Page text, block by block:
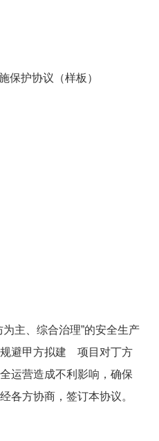
保护协议（样板）
主、综合治理”的安全生产
避甲方拟建
项目对丁方
运营造成不利影响，确保
各方协商，签订本协议。